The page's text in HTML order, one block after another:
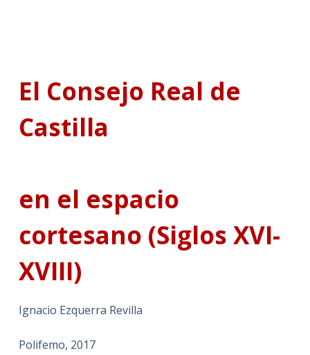
El Consejo Real de
Castilla
en el espacio
cortesano (Siglos XVI-
XVIII)
Ignacio Ezquerra Revilla
Polifemo, 2017